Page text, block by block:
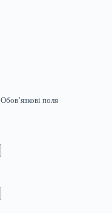
Обов’язкові поля